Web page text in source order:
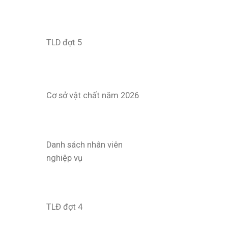
TLD đợt 5
Cơ sở vật chất năm 2026
Danh sách nhân viên
nghiệp vụ
TLĐ đợt 4